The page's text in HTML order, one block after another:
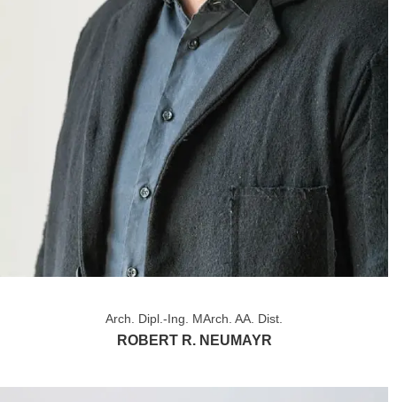
Arch. Dipl.-Ing. MArch. AA. Dist.
ROBERT R. NEUMAYR